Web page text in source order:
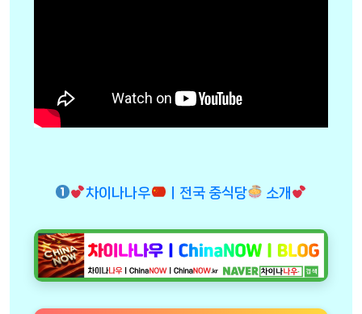
차이나나우 ㅣ전국 중식당 소개